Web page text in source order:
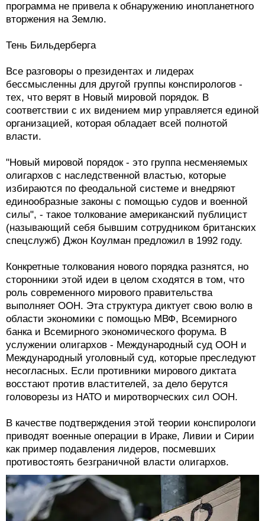
программа не привела к обнаружению инопланетного
вторжения на Землю.
Тень Бильдерберга
Все разговоры о президентах и лидерах
бессмысленны для другой группы конспирологов -
тех, что верят в Новый мировой порядок. В
соответствии с их видением мир управляется единой
организацией, которая обладает всей полнотой
власти.
"Новый мировой порядок - это группа несменяемых
олигархов с наследственной властью, которые
избираются по феодальной системе и внедряют
единообразные законы с помощью судов и военной
силы", - такое толкование американский публицист
(называющий себя бывшим сотрудником британских
спецслужб) Джон Коулман предложил в 1992 году.
Конкретные толкования нового порядка разнятся, но
сторонники этой идеи в целом сходятся в том, что
роль современного мирового правительства
выполняет ООН. Эта структура диктует свою волю в
области экономики с помощью МВФ, Всемирного
банка и Всемирного экономического форума. В
услужении олигархов - Международный суд ООН и
Международный уголовный суд, которые преследуют
несогласных. Если противники мирового диктата
восстают против властителей, за дело берутся
головорезы из НАТО и миротворческих сил ООН.
В качестве подтверждения этой теории конспирологи
приводят военные операции в Ираке, Ливии и Сирии
как пример подавления лидеров, посмевших
противостоять безграничной власти олигархов.